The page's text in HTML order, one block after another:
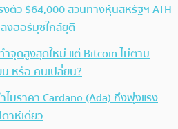
ตัว $64,000 สวนทางหุ้นสหรัฐฯ ATH
งฮอร์มุซใกล้ยุติ
ำจุดสูงสุดใหม่ แต่ Bitcoin ไม่ตาม
หรือ คนเปลี่ยน?
ไมราคา Cardano (Ada) ถึงพุ่งแรง
าห์เดียว